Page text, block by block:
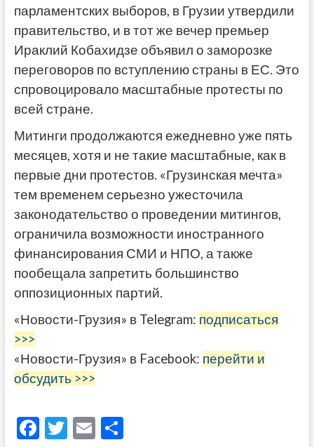
парламентских выборов, в Грузии утвердили
правительство, и в тот же вечер премьер
Ираклий Кобахидзе объявил о заморозке
переговоров по вступлению страны в ЕС. Это
спровоцировало масштабные протесты по
всей стране.
Митинги продолжаются ежедневно уже пять
месяцев, хотя и не такие масштабные, как в
первые дни протестов. «Грузинская мечта»
тем временем серьезно ужесточила
законодательство о проведении митингов,
ограничила возможности иностранного
финансирования СМИ и НПО, а также
пообещала запретить большинство
оппозиционных партий.
«Новости-Грузия» в Telegram: подписаться
>>>
«Новости-Грузия» в Facebook: перейти и
обсудить >>>
F T E О